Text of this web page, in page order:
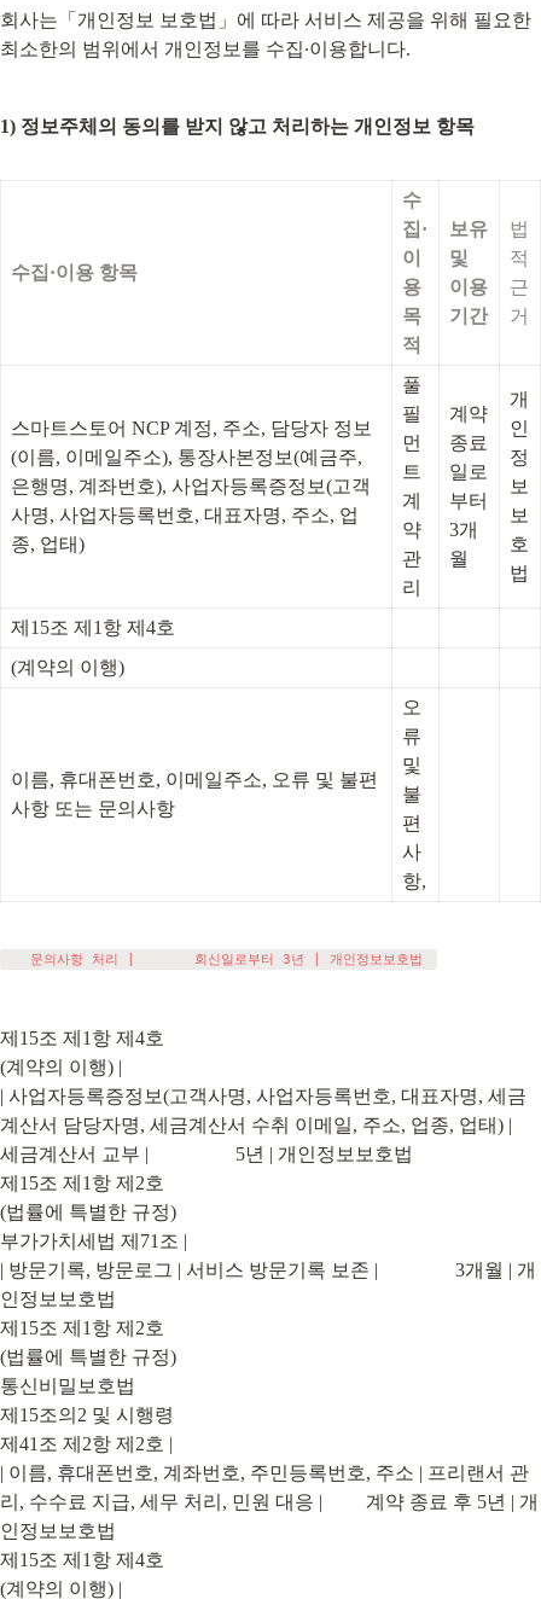
회사는「개인정보 보호법」에 따라 서비스 제공을 위해 필요한
최소한의 범위에서 개인정보를 수집∙이용합니다.
1) 정보주체의 동의를 받지 않고 처리하는 개인정보 항목
수집·이용 항목
수
집·
이
용
목
적
보유
및
이용
기간
법
적
근
거
스마트스토어 NCP 계정, 주소, 담당자 정보
(이름, 이메일주소), 통장사본정보(예금주,
은행명, 계좌번호), 사업자등록증정보(고객
사명, 사업자등록번호, 대표자명, 주소, 업
종, 업태)
풀
필
먼
트
계
약
관
리
계약
종료
일로
부터
3개
월
개
인
정
보
보
호
법
제15조 제1항 제4호
(계약의 이행)
이름, 휴대폰번호, 이메일주소, 오류 및 불편
사항 또는 문의사항
오
류
및
불
편
사
항,
제15조 제1항 제4호
(계약의 이행) |
| 사업자등록증정보(고객사명, 사업자등록번호, 대표자명, 세금
계산서 담당자명, 세금계산서 수취 이메일, 주소, 업종, 업태) |
세금계산서 교부 |                  5년 | 개인정보보호법
제15조 제1항 제2호
(법률에 특별한 규정)
부가가치세법 제71조 |
| 방문기록, 방문로그 | 서비스 방문기록 보존 |                3개월 | 개
인정보보호법
제15조 제1항 제2호
(법률에 특별한 규정)
통신비밀보호법
제15조의2 및 시행령
제41조 제2항 제2호 |
| 이름, 휴대폰번호, 계좌번호, 주민등록번호, 주소 | 프리랜서 관
리, 수수료 지급, 세무 처리, 민원 대응 |         계약 종료 후 5년 | 개
인정보보호법
제15조 제1항 제4호
(계약의 이행) |